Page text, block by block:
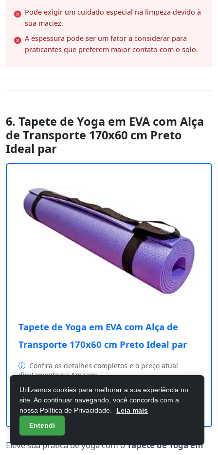
Pode exigir um cuidado especial na limpeza devido à
sua maciez.
A espessura pode ser um fator a considerar para
praticantes que preferem maior contato com o solo.
6. Tapete de Yoga em EVA com Alça
de Transporte 170x60 cm Preto
Ideal par
Tapete de Yoga em EVA com Alça de
Transporte 170x60 cm Preto Ideal par
Confira os detalhes completos e o preço atual
diretamente na Amazon.
Comprar na Amazon
Eleve sua prática de yoga com oTapete de Yoga em
Utilizamos cookies para melhorar a sua experiência no
site. Ao continuar navegando, você concorda com a
nossa Política de Privacidade.
Leia mais
Entendi